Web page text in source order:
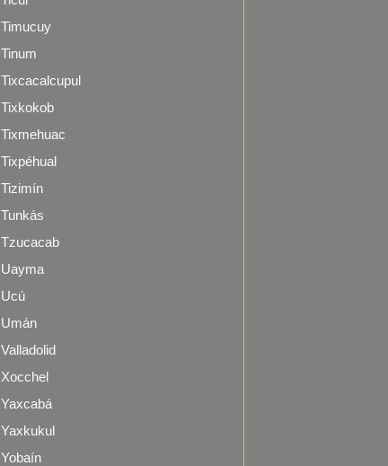
Timucuy
Tinum
Tixcacalcupul
Tixkokob
Tixmehuac
Tixpéhual
Tizimín
Tunkás
Tzucacab
Uayma
Ucú
Umán
Valladolid
Xocchel
Yaxcabá
Yaxkukul
Yobaín